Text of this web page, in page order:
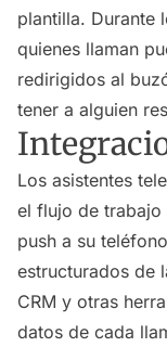
plantilla. Durante
quienes llaman
redirigidos al
tener a alguien
Los asistentes
el flujo de trabajo
push a su
estructurados de
CRM y otras
datos de cada